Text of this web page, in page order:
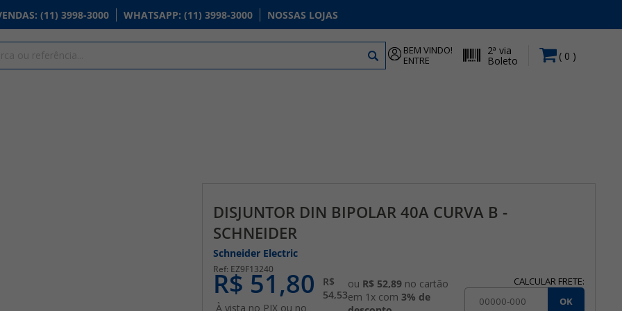
: (11) 3998-3000 WHATSAPP: (11) 3998-3000 NOSSAS LOJAS
BEM VINDO!
ENTRE
2ª via
Boleto 0
DISJUNTOR DIN BIPOLAR 40A CURVA B -
SCHNEIDER
Schneider Electric
EZ9F13240
R$ 51,80
À vista no PIX ou no
R$
54,53
ou R$ 52,89 no cartão
em 1x com3% de
CALCULAR FRETE:
OK